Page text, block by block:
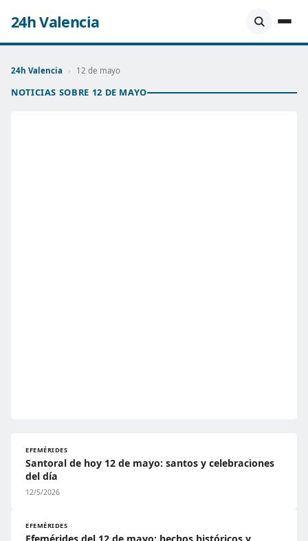
24h Valencia
24h Valencia › 12 de mayo
NOTICIAS SOBRE 12 DE MAYO
EFEMÉRIDES
Santoral de hoy 12 de mayo: santos y celebraciones
del día
12/5/2026
EFEMÉRIDES